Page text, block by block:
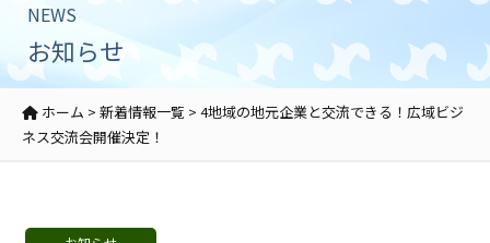
NEWS
お知らせ
ホーム > 新着情報一覧 > 4地域の地元企業と交流できる！広域ビジ
ネス交流会開催決定！